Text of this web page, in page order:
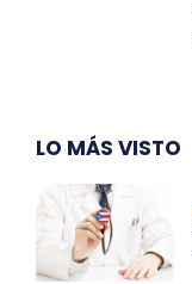
LO MÁS VISTO